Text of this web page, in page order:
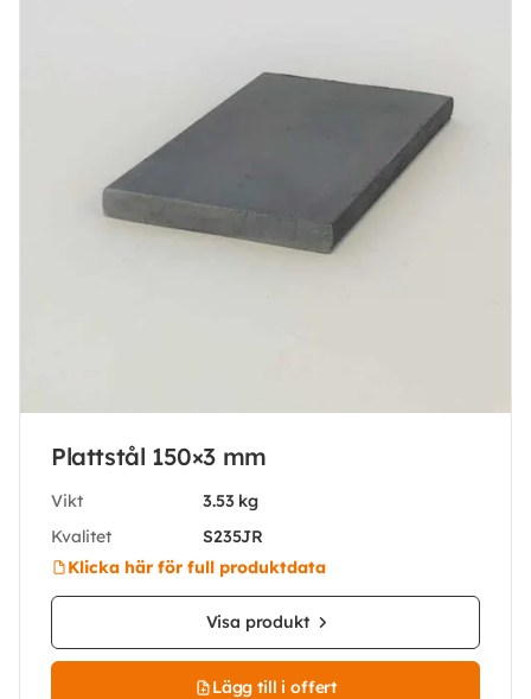
Plattstål 150×3 mm
Vikt
3.53 kg
Kvalitet
S235JR
Klicka här för full produktdata
Visa produkt
Lägg till i offert